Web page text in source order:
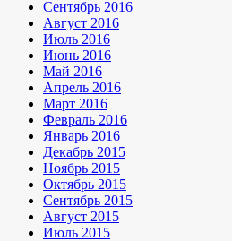
Сентябрь 2016
Август 2016
Июль 2016
Июнь 2016
Май 2016
Апрель 2016
Март 2016
Февраль 2016
Январь 2016
Декабрь 2015
Ноябрь 2015
Октябрь 2015
Сентябрь 2015
Август 2015
Июль 2015